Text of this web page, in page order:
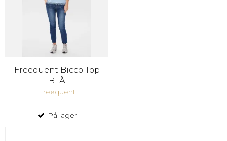
Freequent Bicco Top
BLÅ
Freequent
På lager